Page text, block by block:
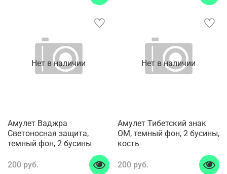
Нет в наличии
Амулет Ваджра
Светоносная защита,
темный фон, 2 бусины
200 руб.
Нет в наличии
Амулет Тибетский знак
ОМ, темный фон, 2 бусины,
кость
200 руб.